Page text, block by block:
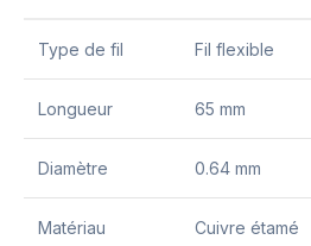
Type de fil Fil flexible
Longueur 65 mm
Diamètre 0.64 mm
Matériau Cuivre étamé